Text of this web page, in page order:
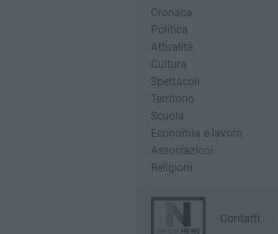
Cronaca
Politica
Attualità
Cultura
Spettacoli
Territorio
Scuola
Economia e lavoro
Associazioni
Religioni
Contatti